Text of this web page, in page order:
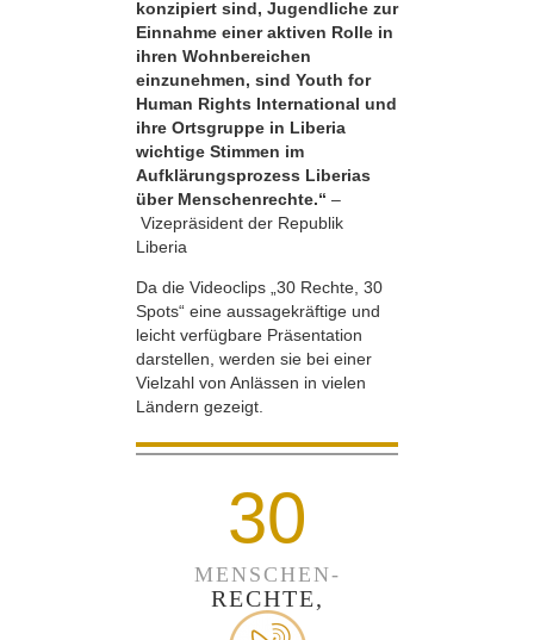
konzipiert sind, Jugendliche zur
Einnahme einer aktiven Rolle in
ihren Wohnbereichen
einzunehmen, sind Youth for
Human Rights International und
ihre Ortsgruppe in Liberia
wichtige Stimmen im
Aufklärungsprozess Liberias
über Menschenrechte.“ –
Vizepräsident der Republik
Liberia
Da die Videoclips „30 Rechte, 30
Spots“ eine aussagekräftige und
leicht verfügbare Präsentation
darstellen, werden sie bei einer
Vielzahl von Anlässen in vielen
Ländern gezeigt.
30
MENSCHEN-
RECHTE,